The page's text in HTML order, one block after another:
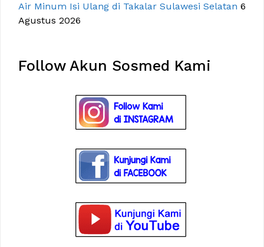
Air Minum Isi Ulang di Takalar Sulawesi Selatan 6
Agustus 2026
Follow Akun Sosmed Kami